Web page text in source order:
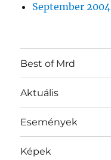
September 2004
Best of Mrd
Aktuális
Események
Képek